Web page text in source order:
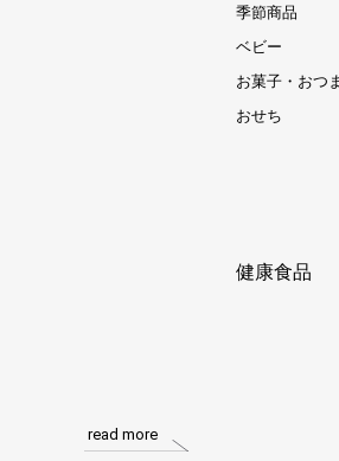
季節商品
ベビー
お菓子・おつ
おせち
read more
健康食品